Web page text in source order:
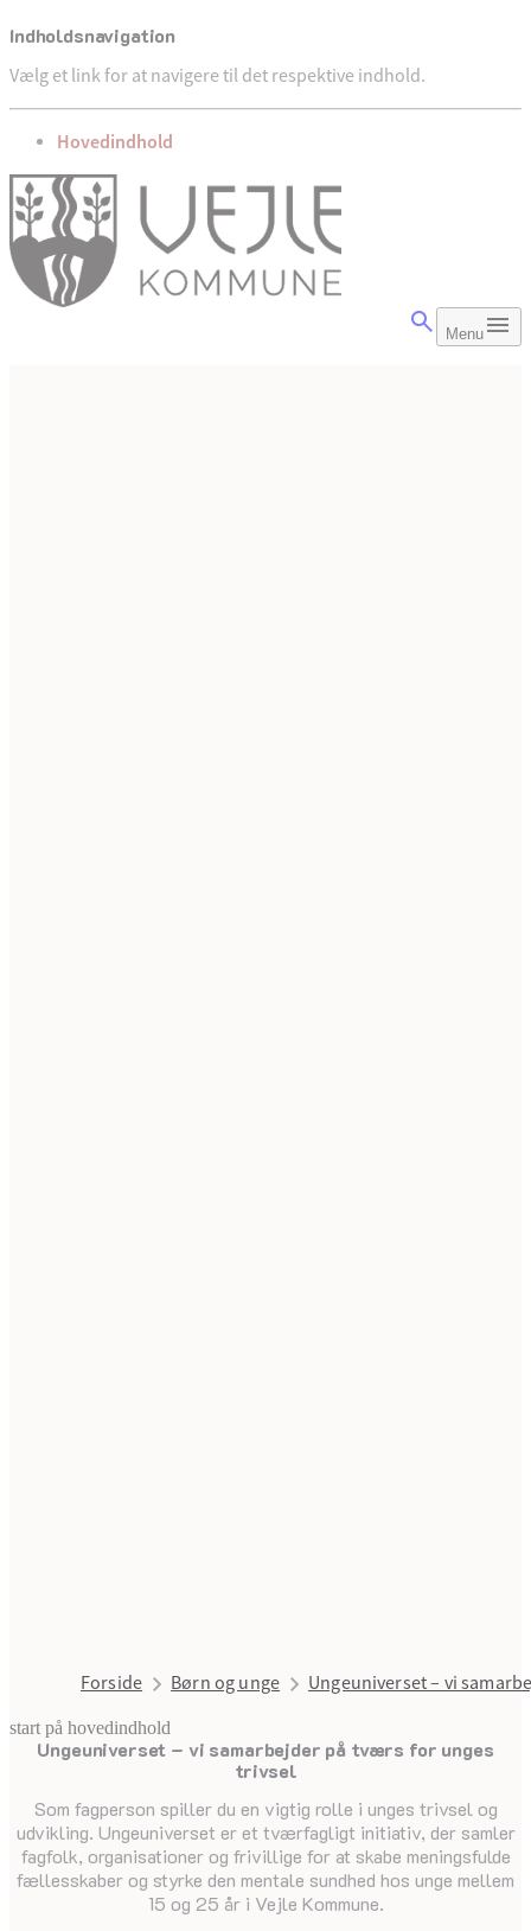
Indholdsnavigation
Vælg et link for at navigere til det respektive indhold.
gå til
Hovedindhold
Menu
Forside Børn og unge Ungeuniverset – vi
start på hovedindhold
Ungeuniverset – vi samarbejder på tværs for unges
trivsel
Som fagperson spiller du en vigtig rolle i unges trivsel og
udvikling. Ungeuniverset er et tværfagligt initiativ, der samler
fagfolk, organisationer og frivillige for at skabe meningsfulde
fællesskaber og styrke den mentale sundhed hos unge mellem
15 og 25 år i Vejle Kommune.
senest opdateret 15. juni 2026